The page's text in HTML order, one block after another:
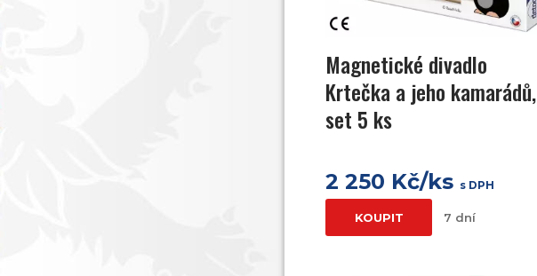
Magnetické divadlo
Krtečka a jeho kamarádů,
set 5 ks
2 250 Kč/ks s DPH
KOUPIT 7 dní